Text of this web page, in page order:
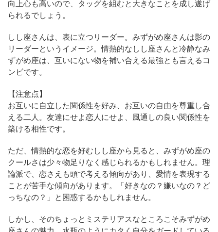
向上心も高いので、タッグを組むと大きなことを成し遂げ
られるでしょう。
しし座さんは、表に立つリーダー。みずがめ座さんは影の
リーダーというイメージ。情熱的なしし座さんと冷静なみ
ずがめ座は、互いにない物を補い合える最強とも言えるコ
ンビです。
【注意点】
お互いに自立した関係性を好み、お互いの自由を尊重し合
える二人。友達にせよ恋人にせよ、風通しの良い関係性を
築ける相性です。
ただ、情熱的な恋を好むしし座から見ると、みずがめ座の
クールさは少々物足りなく感じられるかもしれません。理
論派で、恋さえも頭で考える傾向があり、愛情を表現する
ことが苦手な傾向があります。「好きなの？嫌いなの？ど
っちなの？」と困惑するかもしれません。
しかし、そのちょっとミステリアスなところこそみずがめ